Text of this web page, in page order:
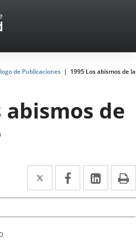
de Publicaciones
1995 Los abismos de la
abismos de
Twitter
Enlace
a
Facebook
Enlace
a
Enlace
a